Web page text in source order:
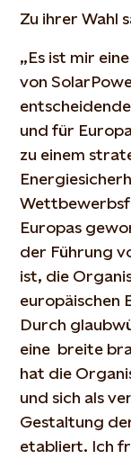
Zu ihrer Wahl
„Es ist mir
von
und für
zu einem
Europas
der Führung
ist, die
europäischen
Durch
eine breite
hat die
und sich als
Gestaltung
etabliert. Ich